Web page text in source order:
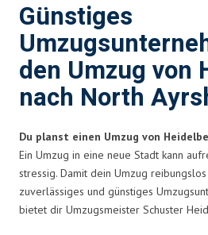
Günstiges
den Umzug von
nach North
Du planst einen Umzug von
Ein Umzug in eine neue Stadt kann
stressig. Damit dein Umzug
zuverlässiges und günstiges
bietet dir Umzugsmeister Schuster